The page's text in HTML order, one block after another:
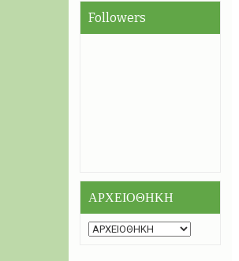
Followers
ΑΡΧΕΙΟΘΗΚΗ